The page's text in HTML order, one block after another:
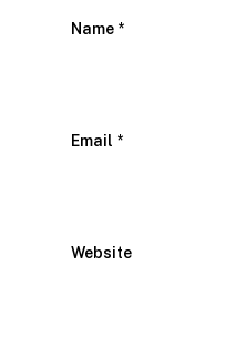
Name *
Email *
Website